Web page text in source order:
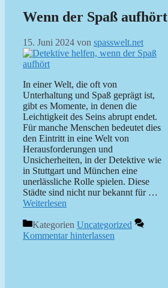
Wenn der Spaß aufhört
15. Juni 2024 von spasswelt.net
In einer Welt, die oft von
Unterhaltung und Spaß geprägt ist,
gibt es Momente, in denen die
Leichtigkeit des Seins abrupt endet.
Für manche Menschen bedeutet dies
den Eintritt in eine Welt von
Herausforderungen und
Unsicherheiten, in der Detektive wie
in Stuttgart und München eine
unerlässliche Rolle spielen. Diese
Städte sind nicht nur bekannt für …
Weiterlesen
Kategorien Uncategorized
Kommentar hinterlassen